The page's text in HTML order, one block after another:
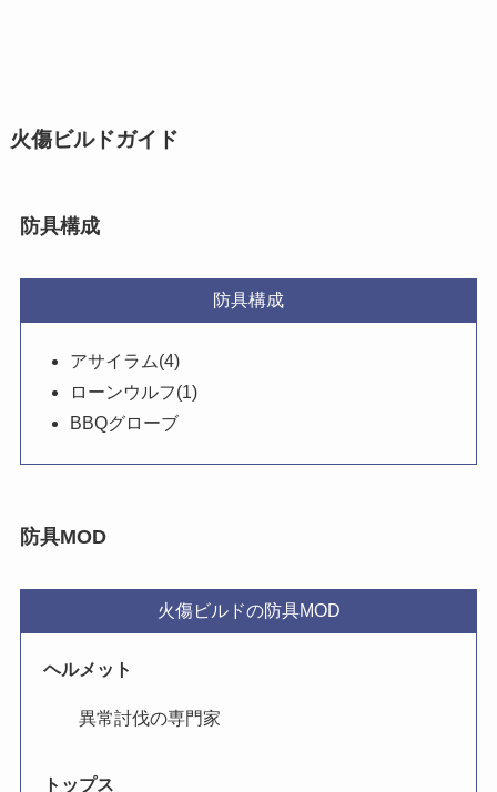
火傷ビルドガイド
防具構成
防具構成
アサイラム(4)
ローンウルフ(1)
BBQグローブ
防具MOD
火傷ビルドの防具MOD
ヘルメット
異常討伐の専門家
トップス